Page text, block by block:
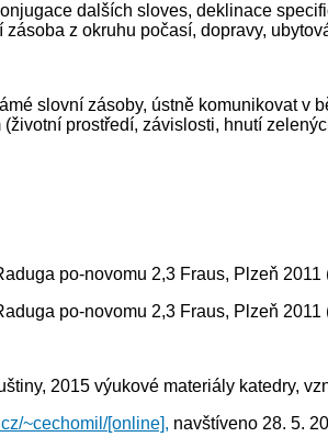
dalších sloves, deklinace
z okruhu počasí, dopravy,
slovní zásoby, ústně komunikovat
prostředí, závislosti, hnutí
po-novomu 2,3 Fraus, Plzeň 2011
po-novomu 2,3 Fraus, Plzeň
2015 výukové materiály katedry,
~cechomil/[online], navštíveno 28. 5.